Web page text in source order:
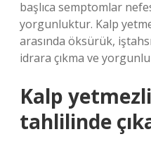
başlıca semptomlar
yorgunluktur. Kalp
arasında öksürük,
idrara çıkma ve
Kalp
tahlilinde